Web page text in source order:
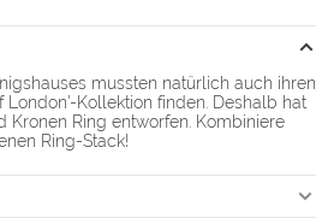
mussten natürlich auch ihren
London'-Kollektion finden. Deshalb hat
Kronen Ring entworfen. Kombiniere
Ring-Stack!